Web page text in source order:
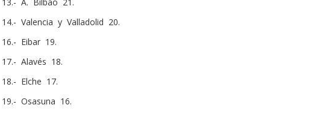
14.- Valencia y Valladolid 20.
16.- Eibar 19.
17.- Alavés 18.
18.- Elche 17.
19.- Osasuna 16.